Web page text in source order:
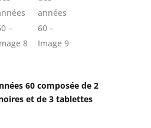
60 composée de 2
et de 3 tablettes